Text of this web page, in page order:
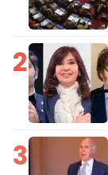
2
3